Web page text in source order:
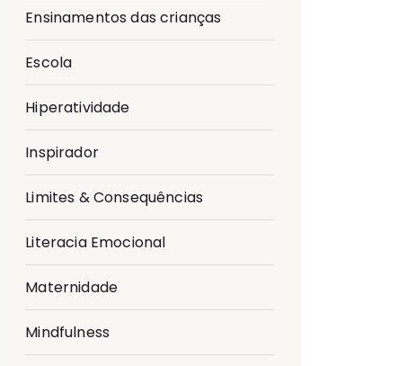
Ensinamentos das crianças
Escola
Hiperatividade
Inspirador
Limites & Consequências
Literacia Emocional
Maternidade
Mindfulness